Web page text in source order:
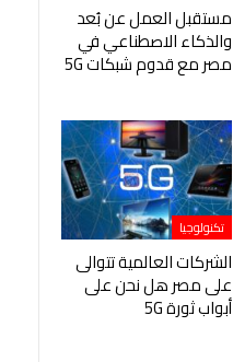
مستقبل العمل عن بُعد
والذكاء الاصطناعي في
مصر مع قدوم شبكات 5G
تكنولوجيا
الشركات العالمية تتوالى
على مصر هل نحن على
أبواب ثورة 5G